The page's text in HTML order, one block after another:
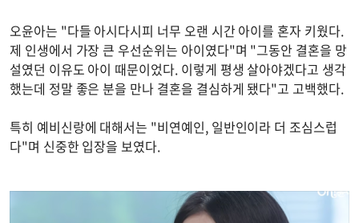
오윤아는 "다들 아시다시피 너무 오랜 시간 아이를 혼자 키웠다.
제 인생에서 가장 큰 우선순위는 아이였다"며 "그동안 결혼을 망
설였던 이유도 아이 때문이었다. 이렇게 평생 살아야겠다고 생각
했는데 정말 좋은 분을 만나 결혼을 결심하게 됐다"고 고백했다.
특히 예비신랑에 대해서는 "비연예인, 일반인이라 더 조심스럽
다"며 신중한 입장을 보였다.